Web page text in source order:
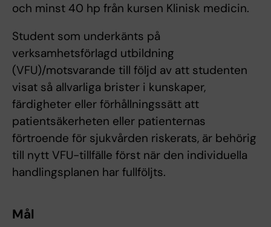
och minst 40 hp från kursen Klinisk medicin.
Student som underkänts på
verksamhetsförlagd utbildning
(VFU)/motsvarande till följd av att studenten
visat så allvarliga brister i kunskaper,
färdigheter eller förhållningssätt att
patientsäkerheten eller patienternas
förtroende för sjukvården riskerats, är behörig
till nytt VFU-tillfälle först när den individuella
handlingsplanen har fullföljts.
Mål